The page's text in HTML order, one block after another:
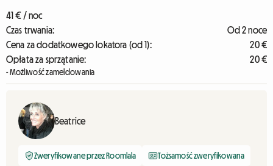
41 € / noc
Czas trwania:
Od 2 noce
Cena za dodatkowego lokatora (od 1):
20 €
Opłata za sprzątanie:
20 €
- Możliwość zameldowania
Beatrice
Zweryfikowane przez Roomlala Tożsamość zweryfikowana